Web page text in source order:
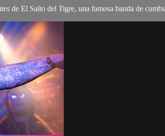
de El Salto del Tigre, una famosa banda de